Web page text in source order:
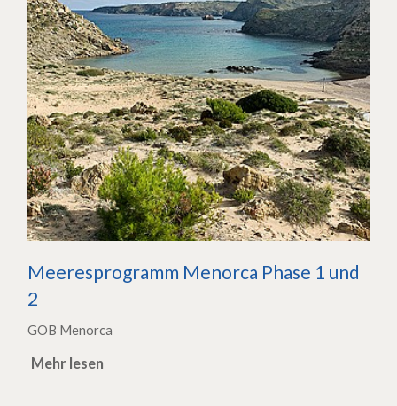
Meeresprogramm Menorca Phase 1 und
2
GOB Menorca
Mehr lesen